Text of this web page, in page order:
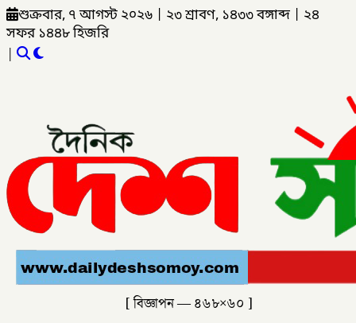
শুক্রবার, ৭ আগস্ট ২০২৬ ২৩ শ্রাবণ, ১৪৩৩ বঙ্গাব্দ
২৪
সফর ১৪৪৮ হিজরি
|
[ বিজ্ঞাপন — ৪৬৮×৬০ ]